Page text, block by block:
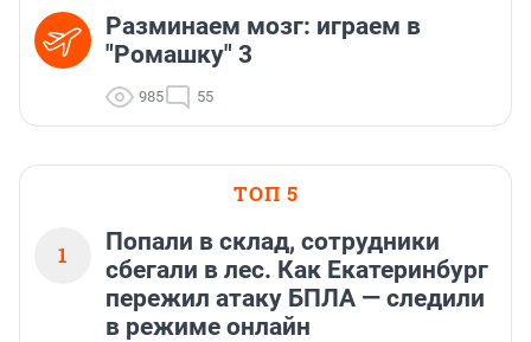
Разминаем мозг: играем в
"Ромашку" 3
985 55
ТОП 5
1
Попали в склад, сотрудники
сбегали в лес. Как Екатеринбург
пережил атаку БПЛА — следили
в режиме онлайн